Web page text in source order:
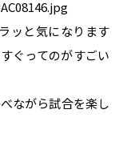
ッと気になります
ぐってのがすごい
ながら試合を楽し